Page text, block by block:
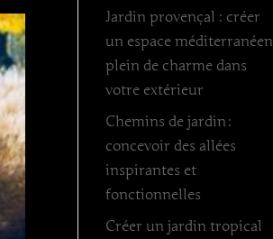
Jardin provençal : créer
un espace méditerranéen
plein de charme dans
votre extérieur
Chemins de jardin :
concevoir des allées
inspirantes et
fonctionnelles
Créer un jardin tropical